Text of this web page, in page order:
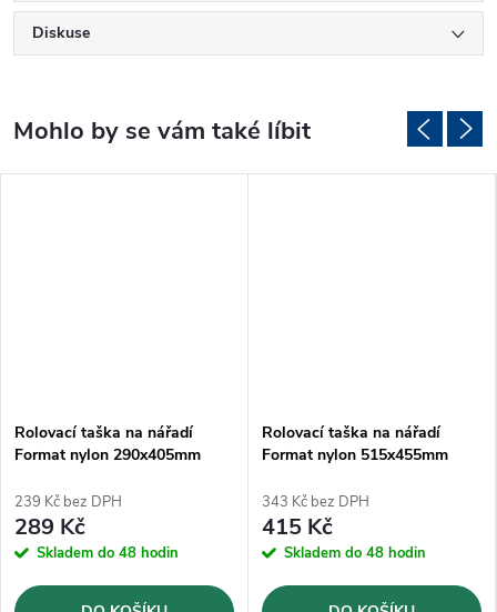
Diskuse
Rolovací taška na nářadí
Format nylon 290x405mm
239 Kč bez DPH
289 Kč
Skladem do 48 hodin
Rolovací taška na nářadí
Format nylon 515x455mm
343 Kč bez DPH
415 Kč
Skladem do 48 hodin